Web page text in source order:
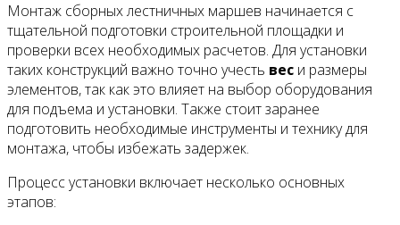
Монтаж сборных лестничных маршев начинается с
тщательной подготовки строительной площадки и
проверки всех необходимых расчетов. Для установки
таких конструкций важно точно учесть вес и размеры
элементов, так как это влияет на выбор оборудования
для подъема и установки. Также стоит заранее
подготовить необходимые инструменты и технику для
монтажа, чтобы избежать задержек.
Процесс установки включает несколько основных
этапов: